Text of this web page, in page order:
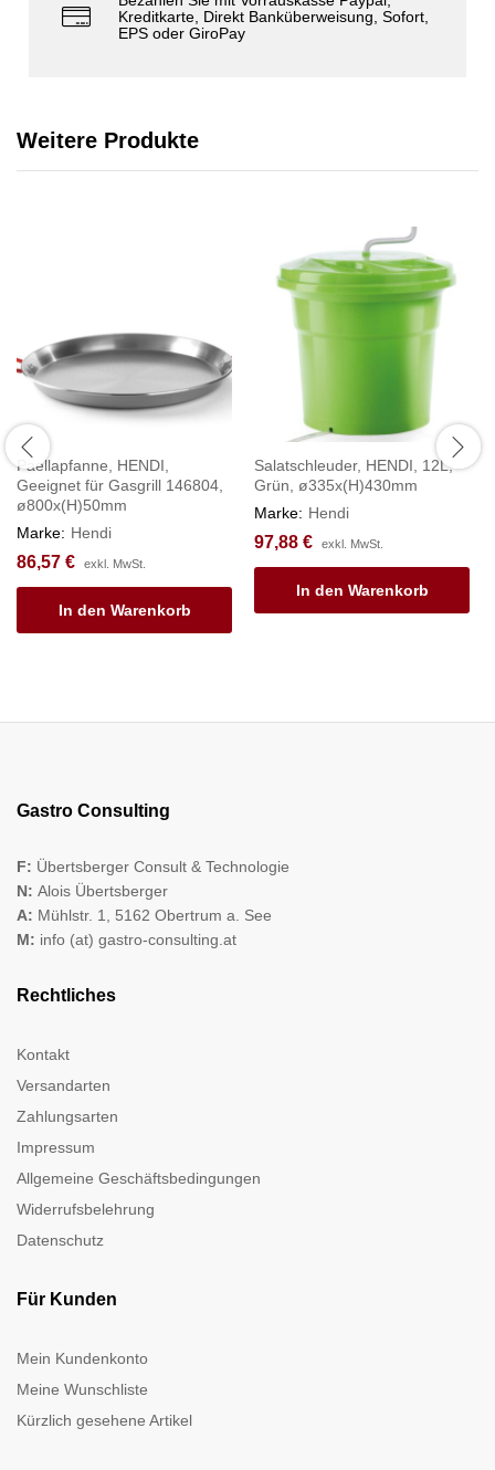
Kreditkarte, Direkt Banküberweisung, Sofort,
EPS oder GiroPay
Weitere Produkte
Paellapfanne, HENDI,
Geeignet für Gasgrill 146804,
ø800x(H)50mm
Marke: Hendi
86,57 € exkl. MwSt.
In den Warenkorb
Salatschleuder, HENDI, 12L,
Grün, ø335x(H)430mm
Marke: Hendi
97,88 € exkl. MwSt.
In den Warenkorb
Gastro Consulting
F: Übertsberger Consult & Technologie
N: Alois Übertsberger
A: Mühlstr. 1, 5162 Obertrum a. See
M: info (at) gastro-consulting.at
Rechtliches
Kontakt
Versandarten
Zahlungsarten
Impressum
Allgemeine Geschäftsbedingungen
Widerrufsbelehrung
Datenschutz
Für Kunden
Mein Kundenkonto
Meine Wunschliste
Kürzlich gesehene Artikel